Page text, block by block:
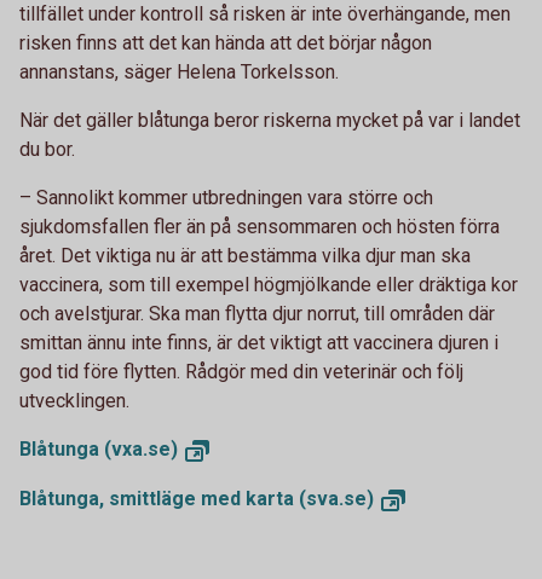
tillfället under kontroll så risken är inte överhängande, men
risken finns att det kan hända att det börjar någon
annanstans, säger Helena Torkelsson.
När det gäller blåtunga beror riskerna mycket på var i landet
du bor.
– Sannolikt kommer utbredningen vara större och
sjukdomsfallen fler än på sensommaren och hösten förra
året. Det viktiga nu är att bestämma vilka djur man ska
vaccinera, som till exempel högmjölkande eller dräktiga kor
och avelstjurar. Ska man flytta djur norrut, till områden där
smittan ännu inte finns, är det viktigt att vaccinera djuren i
god tid före flytten. Rådgör med din veterinär och följ
utvecklingen.
Blåtunga (vxa.se)
Blåtunga, smittläge med karta (sva.se)